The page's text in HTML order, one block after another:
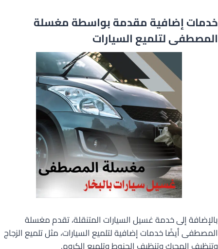
خدمات إضافية مقدمة بواسطة مغسلة
المصطفى لتلميع السيارات
بالإضافة إلى خدمة غسيل السيارات المتنقلة، تقدم مغسلة
المصطفى أيضًا خدمات إضافية لتلميع السيارات، مثل تلميع الزجاج